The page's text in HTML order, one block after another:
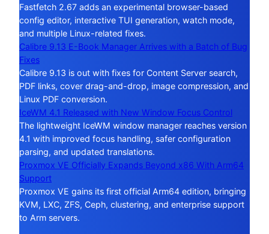
Fastfetch 2.67 adds an experimental browser-based
config editor, interactive TUI generation, watch mode,
and multiple Linux-related fixes.
Calibre 9.13 E-Book Manager Arrives with a Batch of Bug
Fixes
Calibre 9.13 is out with fixes for Content Server search,
PDF links, cover drag-and-drop, image compression, and
Linux PDF conversion.
IceWM 4.1 Released with New Window Focus Control
The lightweight IceWM window manager reaches version
4.1 with improved focus handling, safer configuration
parsing, and updated translations.
Proxmox VE Officially Expands Beyond x86 With Arm64
Support
Proxmox VE gains its first official Arm64 edition, bringing
KVM, LXC, ZFS, Ceph, clustering, and enterprise support
to Arm servers.